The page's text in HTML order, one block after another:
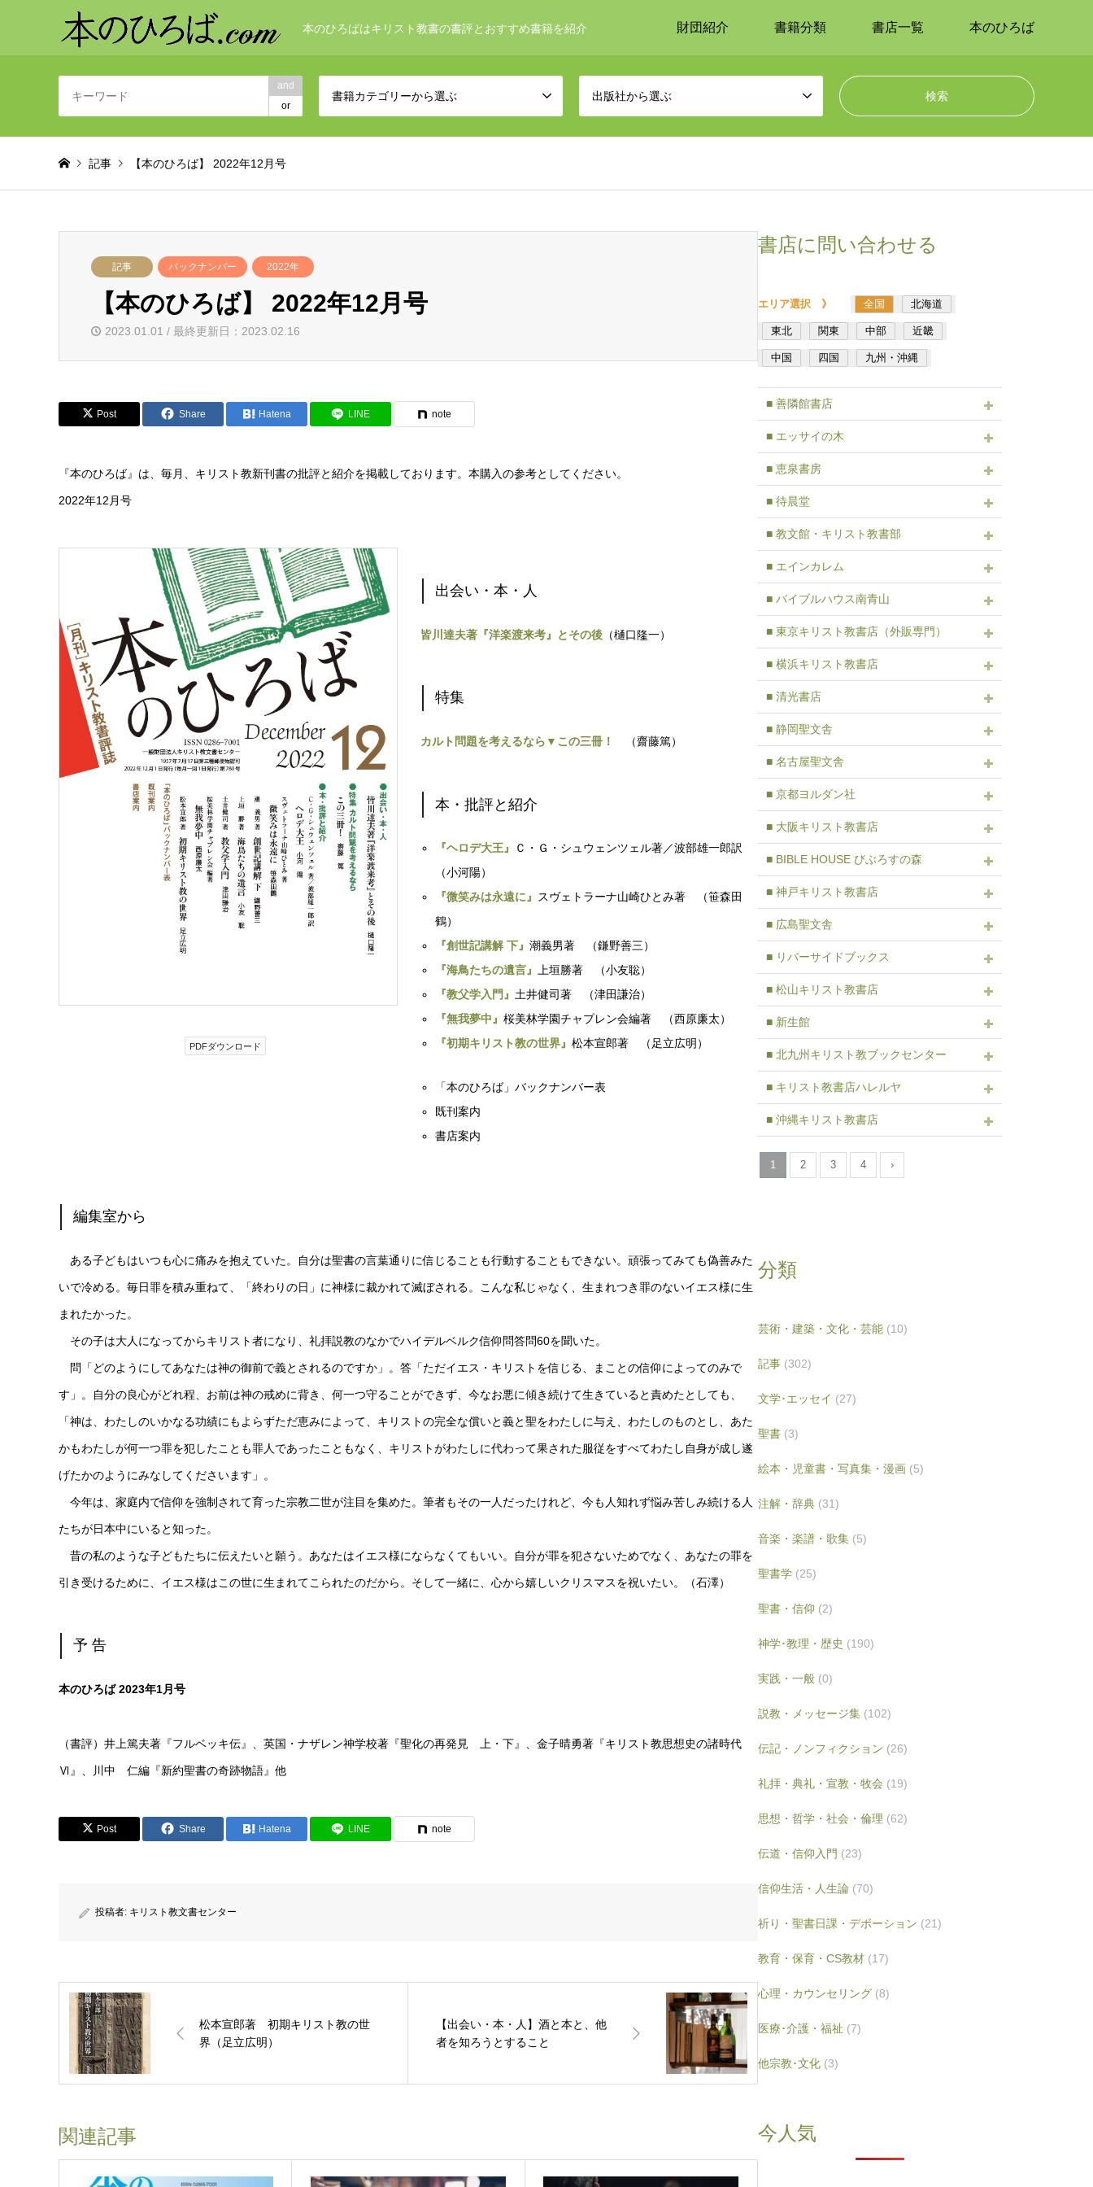
本のひろばはキリスト教書の書評とおすすめ書籍を紹介 財団紹介 書籍分類 書店一覧 本のひろば
and
or
書籍カテゴリーから選ぶ 出版社から選ぶ
記事 【本のひろば】 2022年12月号
記事 バックナンバー 2022年
【本のひろば】 2022年12月号
2023.01.01 / 最終更新日：2023.02.16
Post Share Hatena LINE note
『本のひろば』は、毎月、キリスト教新刊書の批評と紹介を掲載しております。本購入の参考としてください。
2022年12月号
PDFダウンロード
出会い・本・人
皆川達夫著『洋楽渡来考』とその後 （樋口隆一）
特集
カルト問題を考えるなら▼この三冊！ （齋藤篤）
本・批評と紹介
『ヘロデ大王』
Ｃ・Ｇ・シュウェンツェル著／波部雄一郎訳
（小河陽）
『微笑みは永遠に』
スヴェトラーナ山崎ひとみ著 （笹森田
鶴）
『創世記講解 下』潮義男著 （鎌野善三）
『海鳥たちの遺言』
上垣勝著 （小友聡）
『教父学入門』 土井健司著 （津田謙治）
『無我夢中』桜美林学園チャプレン会編著 （西原廉太）
『初期キリスト教の世界』松本宣郎著 （足立広明）
「本のひろば」バックナンバー表
既刊案内
書店案内
編集室から
ある子どもはいつも心に痛みを抱えていた。自分は聖書の言葉通りに信じることも行動することもできない。頑張ってみても偽善みた
いで冷める。毎日罪を積み重ねて、「終わりの日」に神様に裁かれて滅ぼされる。こんな私じゃなく、生まれつき罪のないイエス様に生
まれたかった。
その子は大人になってからキリスト者になり、礼拝説教のなかでハイデルベルク信仰問答問60を聞いた。
問「どのようにしてあなたは神の御前で義とされるのですか」。答「ただイエス・キリストを信じる、まことの信仰によってのみで
す」。自分の良心がどれ程、お前は神の戒めに背き、何一つ守ることができず、今なお悪に傾き続けて生きていると責めたとしても、
「神は、わたしのいかなる功績にもよらずただ恵みによって、キリストの完全な償いと義と聖をわたしに与え、わたしのものとし、あた
かもわたしが何一つ罪を犯したことも罪人であったこともなく、キリストがわたしに代わって果された服従をすべてわたし自身が成し遂
げたかのようにみなしてくださいます」。
今年は、家庭内で信仰を強制されて育った宗教二世が注目を集めた。筆者もその一人だったけれど、今も人知れず悩み苦しみ続ける人
たちが日本中にいると知った。
昔の私のような子どもたちに伝えたいと願う。あなたはイエス様にならなくてもいい。自分が罪を犯さないためでなく、あなたの罪を
引き受けるために、イエス様はこの世に生まれてこられたのだから。そして一緒に、心から嬉しいクリスマスを祝いたい。（石澤）
予 告
本のひろば 2023年1月号
（書評）井上篤夫著『フルベッキ伝』、英国・ナザレン神学校著『聖化の再発見 上・下』、金子晴勇著『キリスト教思想史の諸時代
Ⅵ』、川中 仁編『新約聖書の奇跡物語』他
Post Share Hatena LINE note
投稿者: キリスト教文書センター
松本宣郎著 初期キリスト教の世
界（足立広明）
【出会い・本・人】酒と本と、他
者を知ろうとすること
関連記事
書店に問い合わせる
エリア選択 》 全国 北海道
東北 関東 中部 近畿
中国 四国 九州・沖縄
■ 善隣館書店
■ エッサイの木
■ 恵泉書房
■ 待晨堂
■ 教文館・キリスト教書部
■ エインカレム
■ バイブルハウス南青山
■ 東京キリスト教書店（外販専門）
■ 横浜キリスト教書店
■ 清光書店
■ 静岡聖文舎
■ 名古屋聖文舎
■ 京都ヨルダン社
■ 大阪キリスト教書店
■ BIBLE HOUSE びぶろすの森
■ 神戸キリスト教書店
■ 広島聖文舎
■ リバーサイドブックス
■ 松山キリスト教書店
■ 新生館
■ 北九州キリスト教ブックセンター
■ キリスト教書店ハレルヤ
■ 沖縄キリスト教書店
1 2 3 4 ›
分類
芸術・建築・文化・芸能 (10)
記事 (302)
文学･エッセイ (27)
聖書 (3)
絵本・児童書・写真集・漫画 (5)
注解・辞典 (31)
音楽・楽譜・歌集 (5)
聖書学 (25)
聖書・信仰 (2)
神学･教理・歴史 (190)
実践・一般 (0)
説教・メッセージ集 (102)
伝記・ノンフィクション (26)
礼拝・典礼・宣教・牧会 (19)
思想・哲学・社会・倫理 (62)
伝道・信仰入門 (23)
信仰生活・人生論 (70)
祈り・聖書日課・デボーション (21)
教育・保育・CS教材 (17)
心理・カウンセリング (8)
医療･介護・福祉 (7)
他宗教･文化 (3)
今人気